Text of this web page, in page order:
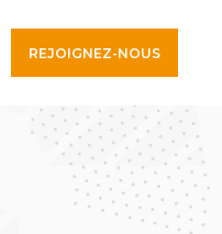
REJOIGNEZ-NOUS